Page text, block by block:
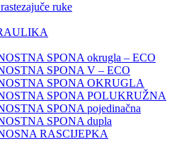
ruke
SPONA okrugla – ECO
SPONA V – ECO
SPONA OKRUGLA
SPONA POLUKRUŽNA
SPONA pojedinačna
SPONA dupla
RASCIJEPKA